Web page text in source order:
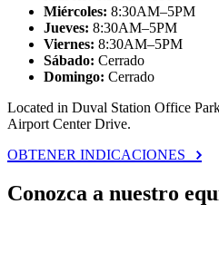
Miércoles: 8:30AM–5PM
Jueves: 8:30AM–5PM
Viernes: 8:30AM–5PM
Sábado: Cerrado
Domingo: Cerrado
Located in Duval Station Office
Airport Center Drive.
OBTENER INDICACIONES
Conozca a nuestro